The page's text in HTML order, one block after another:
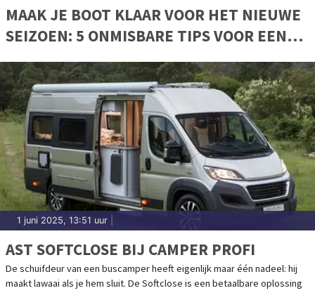
MAAK JE BOOT KLAAR VOOR HET NIEUWE
SEIZOEN: 5 ONMISBARE TIPS VOOR EEN
1 juni 2025, 13:51 uur
AST SOFTCLOSE BIJ CAMPER PROFI
De schuifdeur van een buscamper heeft eigenlijk maar één nadeel: hij
maakt lawaai als je hem sluit. De Softclose is een betaalbare oplossing